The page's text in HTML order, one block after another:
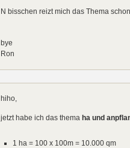
N bisschen reizt mich das Thema
bye
Ron
hiho,
jetzt habe ich das thema ha und
1 ha = 100 x 100m = 10.000 qm